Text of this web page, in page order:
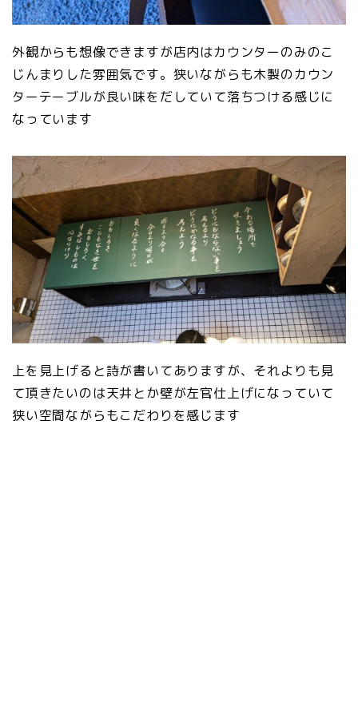
外観からも想像できますが店内はカウンターのみのこ
じんまりした雰囲気です。狭いながらも木製のカウン
ターテーブルが良い味をだしていて落ちつける感じに
なっています
上を見上げると詩が書いてありますが、それよりも見
て頂きたいのは天井とか壁が左官仕上げになっていて
狭い空間ながらもこだわりを感じます